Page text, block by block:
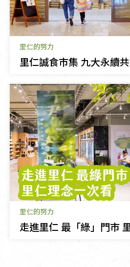
里仁的努力
里仁誠食市集 九大永續
里仁的努力
走進里仁 最「綠」門市